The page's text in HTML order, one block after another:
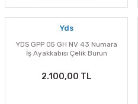
Yds
YDS GPP 05 GH NV 43 Numara
İş Ayakkabısı Çelik Burun
2.100,00 TL